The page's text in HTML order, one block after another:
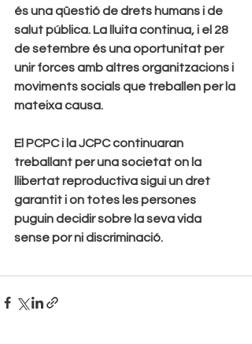
és una qüestió de drets humans i de
salut pública. La lluita continua, i el 28
de setembre és una oportunitat per
unir forces amb altres organitzacions i
moviments socials que treballen per la
mateixa causa.
El PCPC i la JCPC continuaran
treballant per una societat on la
llibertat reproductiva sigui un dret
garantit i on totes les persones
puguin decidir sobre la seva vida
sense por ni discriminació.